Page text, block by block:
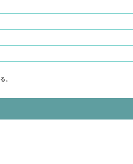
。